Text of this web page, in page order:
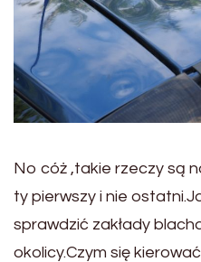
No cóż ,takie rzeczy są
ty pierwszy i nie
sprawdzić zakłady
okolicy.Czym się